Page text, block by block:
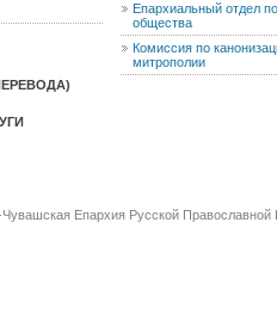
Епархиальный отдел
общества
Комиссия по
митрополии
Чувашская Епархия Русской